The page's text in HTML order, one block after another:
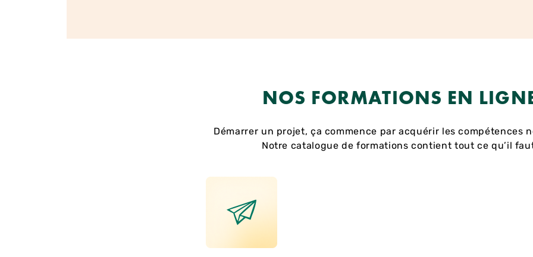
NOS FORMATIONS EN
Démarrer un projet, ça commence par acquérir les compétences
Notre catalogue de formations contient tout ce qu’il